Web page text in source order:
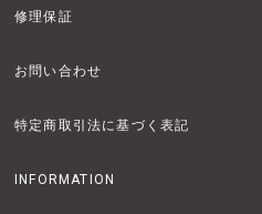
修理保証
お問い合わせ
特定商取引法に基づく表記
INFORMATION